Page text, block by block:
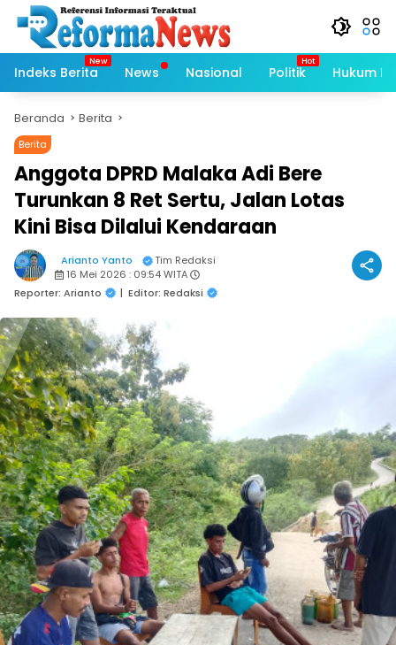
Langsung
konten
Indeks Berita
News Nasional Politik Hukum
Beranda Berita
Berita
Anggota DPRD Malaka Adi Bere
Turunkan 8 Ret Sertu, Jalan Lotas
Kini Bisa Dilalui Kendaraan
Arianto Yanto
Tim Redaksi
16 Mei 2026 : 09:54 WITA
Reporter: Arianto
| Editor: Redaksi